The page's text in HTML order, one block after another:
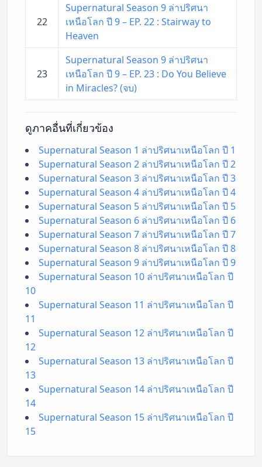
22
Supernatural Season 9 ล่าปริศนา
เหนือโลก ปี 9 – EP. 22 : Stairway to
Heaven
23
Supernatural Season 9 ล่าปริศนา
เหนือโลก ปี 9 – EP. 23 : Do You Believe
in Miracles? (จบ)
ดูภาคอื่นที่เกี่ยวข้อง
Supernatural Season 1 ล่าปริศนาเหนือโลก ปี 1
Supernatural Season 2 ล่าปริศนาเหนือโลก ปี 2
Supernatural Season 3 ล่าปริศนาเหนือโลก ปี 3
Supernatural Season 4 ล่าปริศนาเหนือโลก ปี 4
Supernatural Season 5 ล่าปริศนาเหนือโลก ปี 5
Supernatural Season 6 ล่าปริศนาเหนือโลก ปี 6
Supernatural Season 7 ล่าปริศนาเหนือโลก ปี 7
Supernatural Season 8 ล่าปริศนาเหนือโลก ปี 8
Supernatural Season 9 ล่าปริศนาเหนือโลก ปี 9
Supernatural Season 10 ล่าปริศนาเหนือโลก ปี
10
Supernatural Season 11 ล่าปริศนาเหนือโลก ปี
11
Supernatural Season 12 ล่าปริศนาเหนือโลก ปี
12
Supernatural Season 13 ล่าปริศนาเหนือโลก ปี
13
Supernatural Season 14 ล่าปริศนาเหนือโลก ปี
14
Supernatural Season 15 ล่าปริศนาเหนือโลก ปี
15